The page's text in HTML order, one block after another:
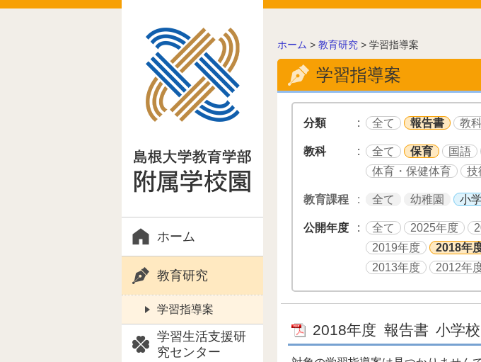
このペー
ホーム
教育研究
学習指導案
学習生活支援研
究センター
こ
の
ー
ホーム > 教育研究 > 学習指導案
学習指導案
分類 全て 報告書 教
教科 全て 保育 国語
体育・保健体育
技
教育課程 全て 幼稚園 小
公開年度 全て 2025年度
2019年度
2018年
2013年度
2012年
2018年度 報告書 小学校